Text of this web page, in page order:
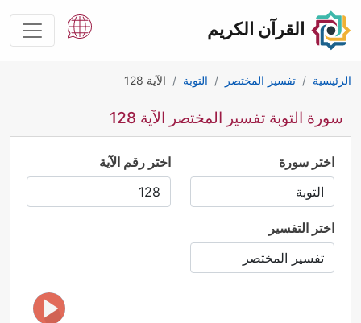
القرآن الكريم
الرئيسية تفسير المختصر التوبة الآية 128
سورة التوبة تفسير المختصر الآية 128
اختر سورة اختر رقم الآية
اختر التفسير